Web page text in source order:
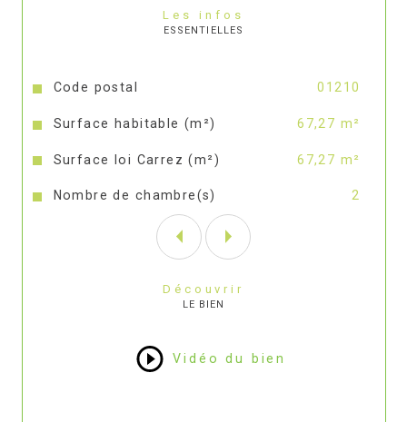
Les infos
ESSENTIELLES
Caractéristiques Valeurs
Code postal 01210
Surface habitable (m²) 67,27 m²
Surface loi Carrez (m²) 67,27 m²
Nombre de chambre(s) 2
La résidence, conforme aux normes NF
conciergerie...
Découvrir
LE BIEN
Vidéo du bien